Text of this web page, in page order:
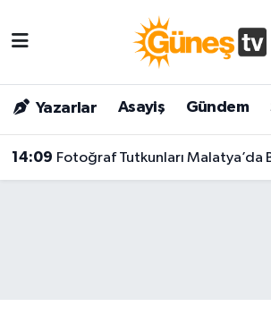
Yazarlar Asayiş Gündem
14:09 Fotoğraf Tutkunları Malatya’da Buluşuyor: FotoMaraton
Bilim & Teknoloji
Dünya
Malatya Nöbetçi Eczaneler
Malatya Hava Durumu
Malatya Namaz Vakitleri